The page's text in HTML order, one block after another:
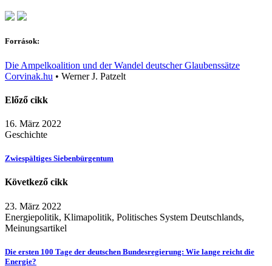
Források:
Die Ampelkoalition und der Wandel deutscher Glaubenssätze
Corvinak.hu • Werner J. Patzelt
Előző cikk
16. März 2022
Geschichte
Zwiespältiges Siebenbürgentum
Következő cikk
23. März 2022
Energiepolitik, Klimapolitik, Politisches System Deutschlands,
Meinungsartikel
Die ersten 100 Tage der deutschen Bundesregierung: Wie lange reicht die
Energie?